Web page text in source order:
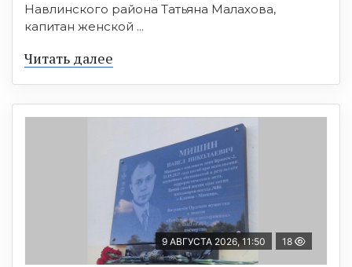
Навлинского района Татьяна Малахова,
капитан женской ...
Читать далее
9 АВГУСТА 2026, 11:50 18